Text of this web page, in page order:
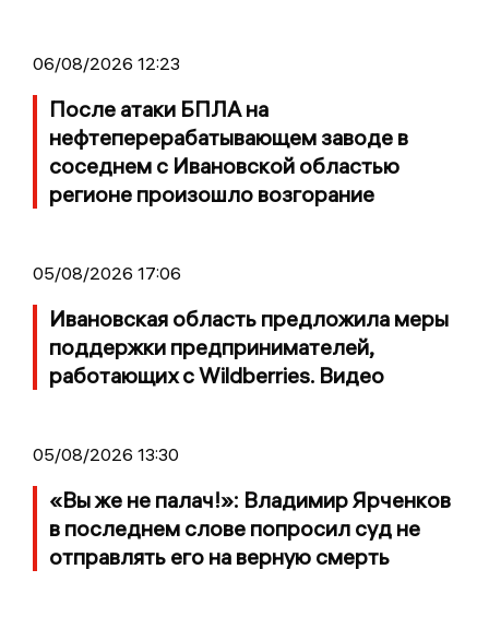
06/08/2026 12:23
После атаки БПЛА на
нефтеперерабатывающем заводе в
соседнем с Ивановской областью
регионе произошло возгорание
05/08/2026 17:06
Ивановская область предложила меры
поддержки предпринимателей,
работающих с Wildberries. Видео
05/08/2026 13:30
«Вы же не палач!»: Владимир Ярченков
в последнем слове попросил суд не
отправлять его на верную смерть